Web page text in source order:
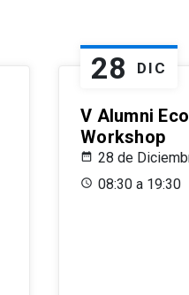
28 DIC
V Alumni
Workshop
28 de
08:30 a 19:30